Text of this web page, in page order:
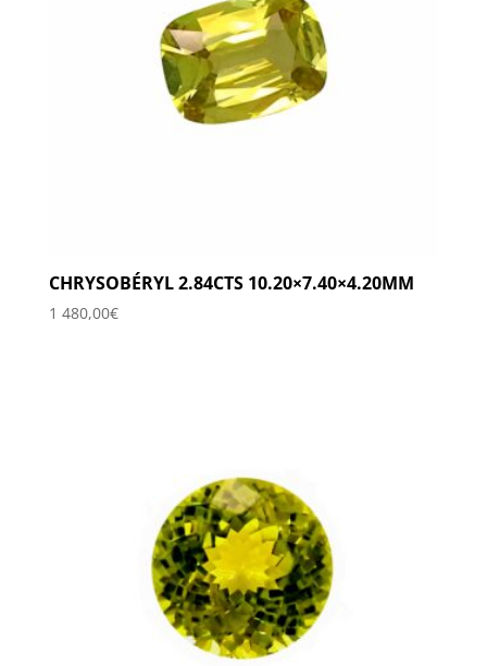
CHRYSOBÉRYL 2.84CTS 10.20×7.40×4.20MM
1 480,00€